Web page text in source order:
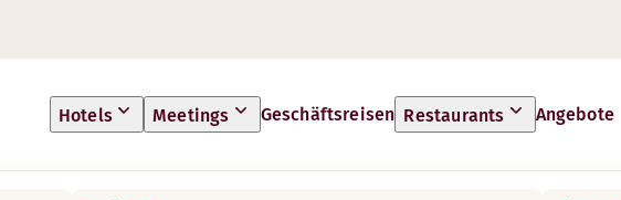
Hotels Meetings Geschäftsreisen Restaurants Angebote